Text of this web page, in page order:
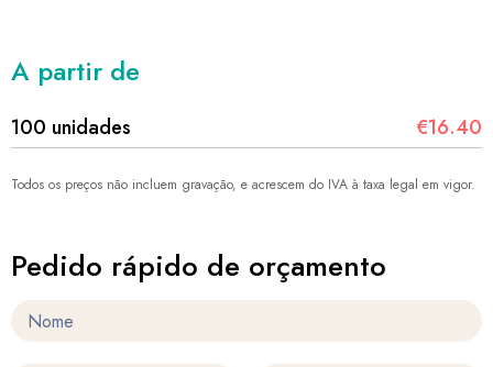
A partir de
100 unidades €16.40
Todos os preços não incluem gravação, e acrescem do IVA à taxa legal em vigor.
Pedido rápido de orçamento